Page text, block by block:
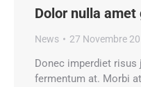
Dolor nulla amet
News 27 Novembre
Donec imperdiet risus
fermentum at. Morbi